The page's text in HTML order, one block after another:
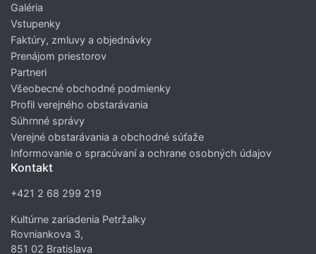
Galéria
Vstupenky
Faktúry, zmluvy a objednávky
Prenájom priestorov
Partneri
Všeobecné obchodné podmienky
Profil verejného obstarávania
Súhrnné správy
Verejné obstarávania a obchodné súťaže
Informovanie o spracúvaní a ochrane osobných údajov
Kontakt
+421 2 68 299 219
Kultúrne zariadenia Petržalky
Rovniankova 3,
851 02 Bratislava